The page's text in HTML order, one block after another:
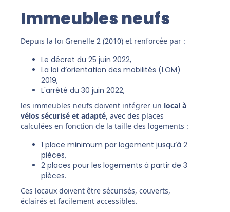
Immeubles neufs
Depuis la loi Grenelle 2 (2010) et renforcée par :
Le décret du 25 juin 2022,
La loi d’orientation des mobilités (LOM)
2019,
L'arrêté du 30 juin 2022,
les immeubles neufs doivent intégrer un local à
vélos sécurisé et adapté, avec des places
calculées en fonction de la taille des logements :
1 place minimum par logement jusqu’à 2
pièces,
2 places pour les logements à partir de 3
pièces.
Ces locaux doivent être sécurisés, couverts,
éclairés et facilement accessibles.